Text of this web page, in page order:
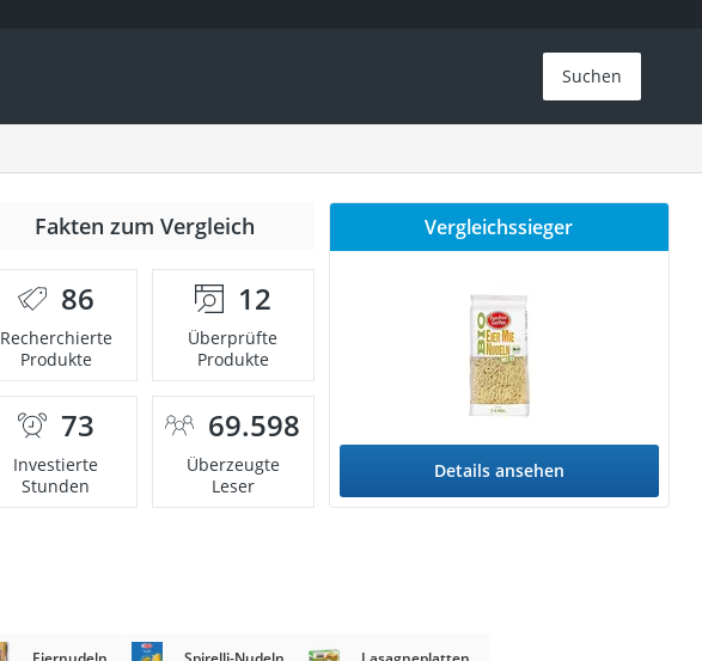
Suchen
Fakten zum Vergleich
86
Recherchierte
Produkte
12
Überprüfte
Produkte
73
Investierte
Stunden
69.598
Überzeugte
Leser
Vergleichssieger
Details ansehen